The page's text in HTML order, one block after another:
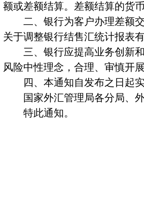
额或差额结算。差额结算的货
二、银行为客户办理差额
关于调整银行结售汇统计报表
三、银行应提高业务创新
风险中性理念，合理、审慎开
四、本通知自发布之日起
国家外汇管理局各分局、
特此通知。